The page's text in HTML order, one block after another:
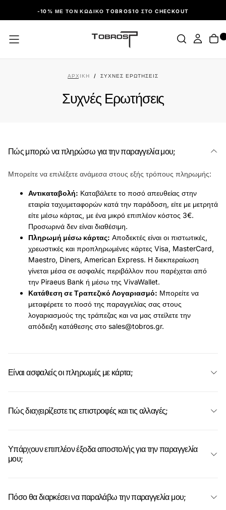
ΠΑΡΆΛΕΙΨΗ-10% ΜΕ ΤΟΝ ΚΩΔΙΚΌ TOBROS10 ΣΤΟ CHECKOUT
ΑΡΧΙΚΉ / ΣΥΧΝΈΣ ΕΡΩΤΉΣΕΙΣ
Συχνές Ερωτήσεις
Πώς μπορώ να πληρώσω για την παραγγελία μου;
Μπορείτε να επιλέξετε ανάμεσα στους εξής τρόπους πληρωμής:
Αντικαταβολή: Καταβάλετε το ποσό απευθείας στην
εταιρία ταχυμεταφορών κατά την παράδοση, είτε με μετρητά
είτε μέσω κάρτας, με ένα μικρό επιπλέον κόστος 3€.
Προσωρινά δεν είναι διαθέσιμη.
Πληρωμή μέσω κάρτας: Αποδεκτές είναι οι πιστωτικές,
χρεωστικές και προπληρωμένες κάρτες Visa, MasterCard,
Maestro, Diners, American Express. Η διεκπεραίωση
γίνεται μέσα σε ασφαλές περιβάλλον που παρέχεται από
την Piraeus Bank ή μέσω της VivaWallet.
Κατάθεση σε Τραπεζικό Λογαριασμό: Μπορείτε να
μεταφέρετε το ποσό της παραγγελίας σας στους
λογαριασμούς της τράπεζας και να μας στείλετε την
απόδειξη κατάθεσης στο sales@tobros.gr.
Είναι ασφαλείς οι πληρωμές με κάρτα;
Πώς διαχειρίζεστε τις επιστροφές και τις αλλαγές;
Υπάρχουν επιπλέον έξοδα αποστολής για την παραγγελία
μου;
Πόσο θα διαρκέσει να παραλάβω την παραγγελία μου;